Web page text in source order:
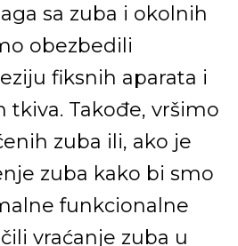
sa zuba i okolnih
obezbedili
fiksnih aparata i
tkiva. Takođe, vršimo
zuba ili, ako je
zuba kako bi smo
funkcionalne
vraćanje zuba u